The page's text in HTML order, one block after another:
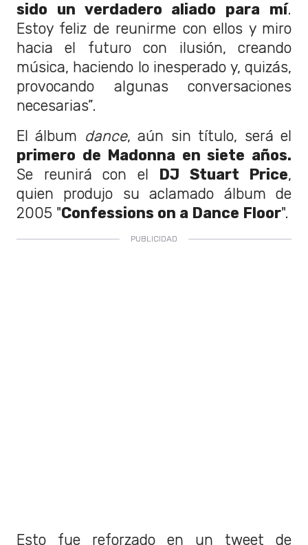
sido un verdadero aliado para mí.
Estoy feliz de reunirme con ellos y miro
hacia el futuro con ilusión, creando
música, haciendo lo inesperado y, quizás,
provocando algunas conversaciones
necesarias”.
El álbum dance, aún sin título, será el
primero de Madonna en siete años.
Se reunirá con el
DJ Stuart Price,
quien produjo su aclamado álbum de
2005 "Confessions on a Dance Floor".
Esto fue reforzado en un tweet de